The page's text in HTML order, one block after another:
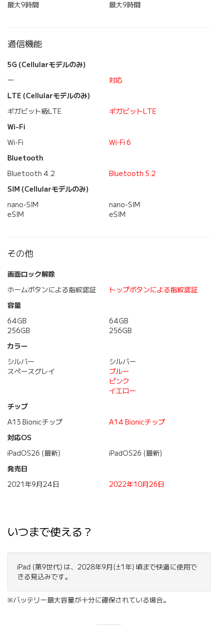
最大9時間
最大9時間
通信機能
5G (Cellularモデルのみ)
―
対応
LTE (Cellularモデルのみ)
ギガビット級LTE
ギガビットLTE
Wi-Fi
Wi-Fi
Wi-Fi 6
Bluetooth
Bluetooth 4.2
Bluetooth 5.2
SIM (Cellularモデルのみ)
nano-SIM
eSIM
nano-SIM
eSIM
その他
画面ロック解除
ホームボタンによる指紋認証
トップボタンによる指紋認証
容量
64GB
256GB
64GB
256GB
カラー
シルバー
スペースグレイ
シルバー
ブルー
ピンク
イエロー
チップ
A13 Bionicチップ
A14 Bionicチップ
対応OS
iPadOS26 (最新)
iPadOS26 (最新)
発売日
2021年9月24日
2022年10月26日
いつまで使える？
iPad (第9世代) は、2028年9月(±1年) 頃まで快適に使用で
きる見込みです。
※バッテリー最大容量が十分に確保されている場合。